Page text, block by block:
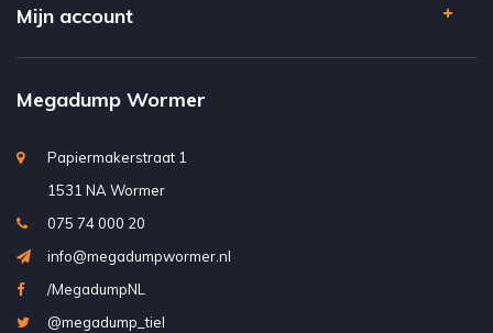
Mijn account
Megadump Wormer
Papiermakerstraat 1
1531 NA Wormer
075 74 000 20
info@megadumpwormer.nl
/MegadumpNL
@megadump_tiel